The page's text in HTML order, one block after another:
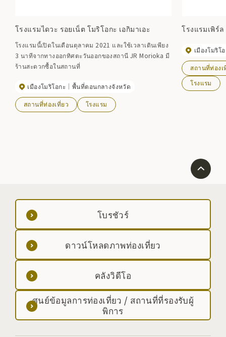
โรงแรมไดวะ รอยเน็ต โมริโอกะ เอกิมาเอะ
โรงแรมนี้เปิดในเดือนตุลาคม 2021 และใช้เวลาเดินเพียง
3 นาทีจากทางออกทิศตะวันออกของสถานี JR Morioka มี
ร้านสะดวกซื้อในสถานที่
เมืองโมริโอกะ พื้นที่ตอนกลางจังหวัด
สถานที่ท่องเที่ยว โรงแรม
โรงแรมเพิร์
เมืองโมริโ
สถานที่ท่องเ
โรงแรม
โบรชัวร์
ดาวน์โหลดภาพท่องเที่ยว
คลังวิดีโอ
ศูนย์ข้อมูลการท่องเที่ยว / สถานที่ที่รองรับผู้
พิการ